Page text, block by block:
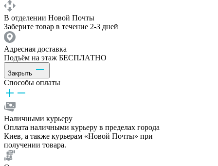
В отделении Новой Почты
Заберите товар в течение 2-3 дней
Адресная доставка
Подъём на этаж БЕСПЛАТНО
Закрыть
Способы оплаты
Наличными курьеру
Оплата наличными курьеру в пределах города
Киев, а также курьерам «Новой Почты» при
получении товара.